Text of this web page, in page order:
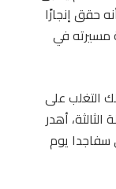
حقق إنجازًا
مسيرته في
التغلب على
أهدر
سفاجدا يوم